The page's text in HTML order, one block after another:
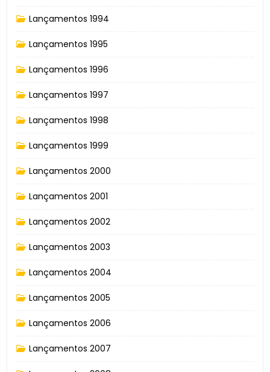
Lançamentos 1994
Lançamentos 1995
Lançamentos 1996
Lançamentos 1997
Lançamentos 1998
Lançamentos 1999
Lançamentos 2000
Lançamentos 2001
Lançamentos 2002
Lançamentos 2003
Lançamentos 2004
Lançamentos 2005
Lançamentos 2006
Lançamentos 2007